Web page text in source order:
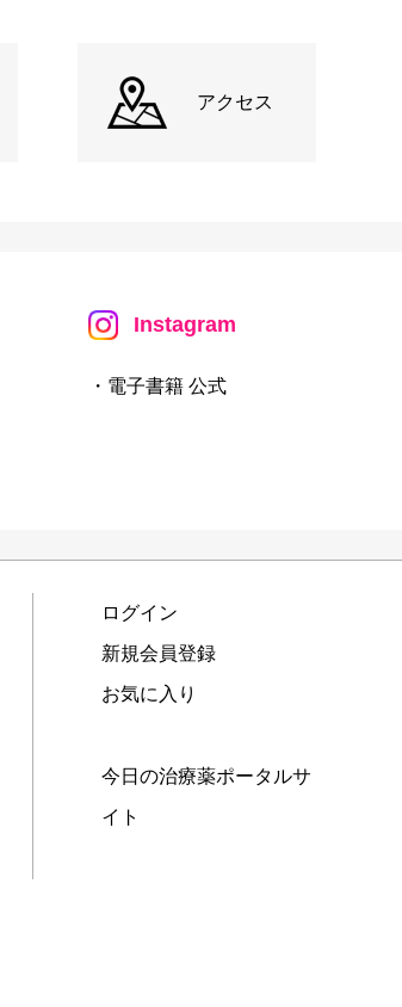
アクセス
Instagram
・電子書籍 公式
ログイン
新規会員登録
お気に入り
今日の治療薬ポータルサ
イト